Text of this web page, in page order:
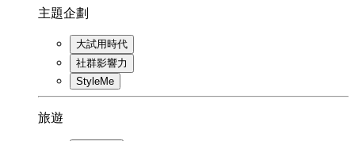
主題企劃
大試用時代
社群影響力
StyleMe
旅遊